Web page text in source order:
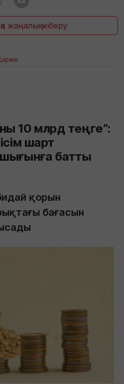
жаңалық жіберу
10 млрд теңге”:
шарт
батты
қорын
бағасын